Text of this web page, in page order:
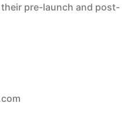
pre-launch and post-